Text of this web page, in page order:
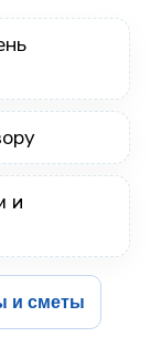
и
и сметы